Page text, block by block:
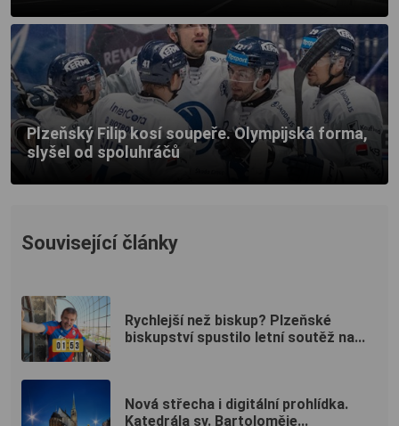
Plzeňský Filip kosí soupeře. Olympijská forma,
slyšel od spoluhráčů
Související články
Rychlejší než biskup? Plzeňské
biskupství spustilo letní soutěž na...
Nová střecha i digitální prohlídka.
Katedrála sv. Bartoloměje...